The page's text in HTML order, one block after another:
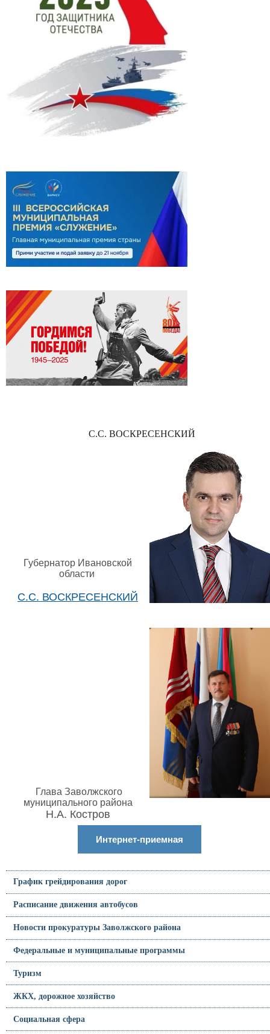
С.С. ВОСКРЕСЕНСКИЙ
Губернатор Ивановской
области
С.С. ВОСКРЕСЕНСКИЙ
Глава Заволжского
муниципального района
Н.А. Костров
Интернет-приемная
График грейдирования дорог
Расписание движения автобусов
Новости прокуратуры Заволжского района
Федеральные и муниципальные программы
Туризм
ЖКХ, дорожное хозяйство
Социальная сфера